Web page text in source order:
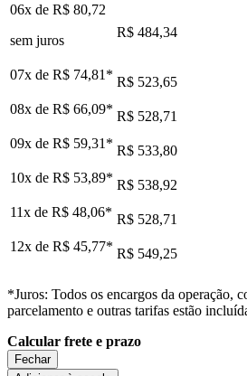
06x de R$ 80,72
sem juros
R$ 484,34
07x de R$ 74,81 * R$ 523,65
08x de R$ 66,09* R$ 528,71
09x de R$ 59,31 * R$ 533,80
10x de R$ 53,89* R$ 538,92
11x de R$ 48,06* R$ 528,71
12x de R$ 45,77* R$ 549,25
*Juros: Todos os encargos da operação,
parcelamento e outras tarifas estão
Calcular frete e prazo
Fechar